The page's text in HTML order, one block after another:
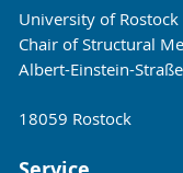
University of Rostock
Chair of Structural
Albert-Einstein-
18059 Rostock